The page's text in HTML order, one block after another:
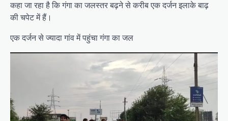
कहा जा रहा है कि गंगा का जलस्तर बढ़ने से करीब एक दर्जन इलाके बाढ़
की चपेट में हैं।
एक दर्जन से ज्यादा गांव में पहुंचा गंगा का जल